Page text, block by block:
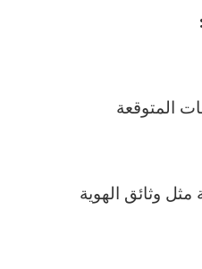
المتوقعة
وثائق الهوية